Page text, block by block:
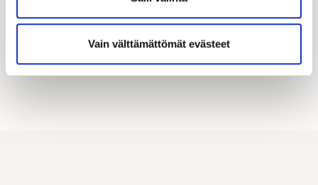
Vain välttämättömät evästeet
KATSO KAIKKI KAMPANJAT